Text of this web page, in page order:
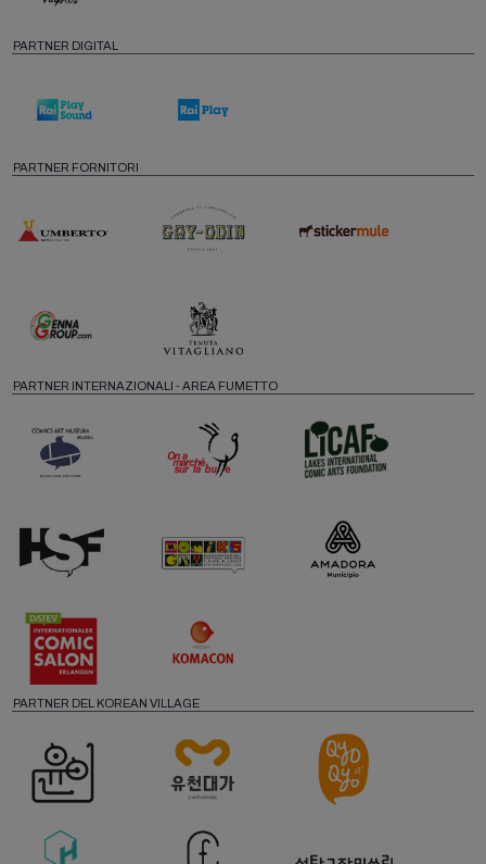
PARTNER DIGITAL
PARTNER FORNITORI
PARTNER INTERNAZIONALI - AREA FUMETTO
PARTNER DEL KOREAN VILLAGE